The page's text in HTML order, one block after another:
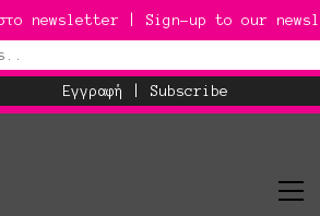
στο newsletter | Sign-up to our